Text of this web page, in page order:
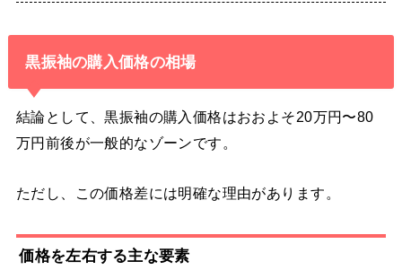
黒振袖の購入価格の相場
結論として、黒振袖の購入価格はおおよそ20万円〜80
万円前後が一般的なゾーンです。
ただし、この価格差には明確な理由があります。
価格を左右する主な要素